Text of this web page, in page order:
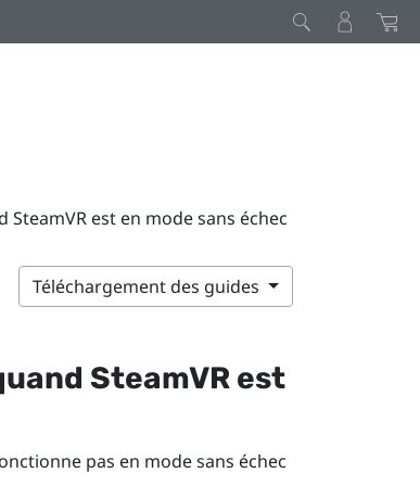
SteamVR est en mode sans échec
Téléchargement des guides
SteamVRest
pas en mode sans échec